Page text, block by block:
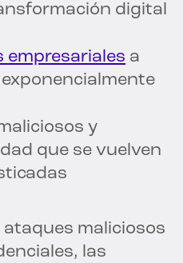
digital
empresariales a
y
que se vuelven
ataques maliciosos
las